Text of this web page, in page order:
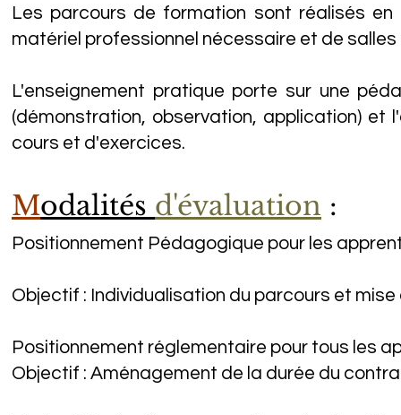
Les parcours de formation sont réalisés
matériel professionnel nécessaire et de
L'enseignement pratique porte sur une
(démonstration, observation, application) et
cours et d'exercices.
Modalités d'évaluation :
Positionnement Pédagogique pour les
Objectif : Individualisation du parcours et
Positionnement réglementaire pour tous les
Objectif : Aménagement de la durée du